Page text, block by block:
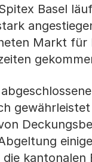
Basel
Markt
kantonalen